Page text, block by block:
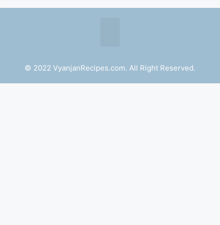
© 2022 VyanjanRecipes.com. All Right Reserved.